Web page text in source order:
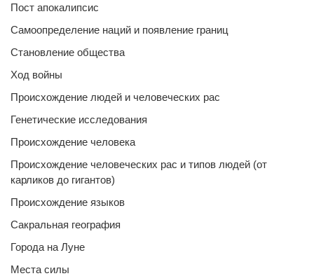
Пост апокалипсис
Самоопределение наций и появление границ
Становление общества
Ход войны
Происхождение людей и человеческих рас
Генетические исследования
Происхождение человека
Происхождение человеческих рас и типов людей (от
карликов до гигантов)
Происхождение языков
Сакральная география
Города на Луне
Места силы